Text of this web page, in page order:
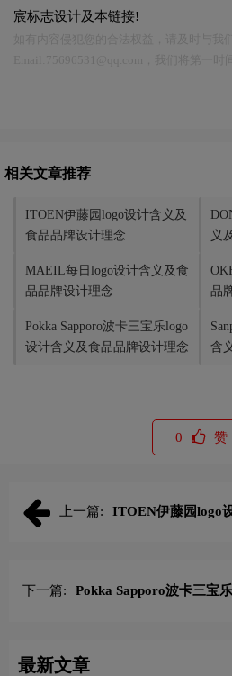
宸标志设计及本链接!
相关文章推荐
ITOEN伊藤园logo设计含义及
食品品牌设计理念
义
MAEIL每日logo设计含义及食
品品牌设计理念
品
Pokka Sapporo波卡三宝乐logo
设计含义及食品品牌设计理念
含
0 赞
上一篇:
ITOEN伊藤园logo
下一篇:
Pokka Sapporo波卡三宝
最新文章